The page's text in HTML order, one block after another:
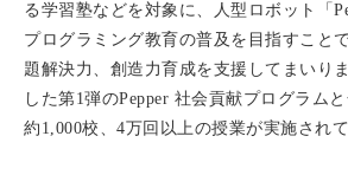
る学習塾などを対象に、人型ロボット「
プログラミング教育の普及を目指すこと
題解決力、創造力育成を支援してまいり
した第1弾のPepper 社会貢献プログラム
約1,000校、4万回以上の授業が実施されて